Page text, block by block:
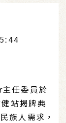
任委員於
站揭牌典
族人需求，